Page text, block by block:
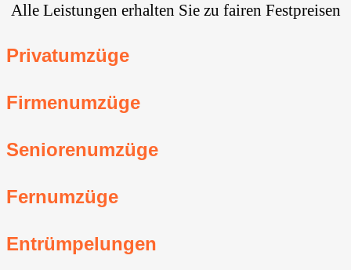
Alle Leistungen erhalten Sie zu fairen Festpreisen
Privatumzüge
Firmenumzüge
Seniorenumzüge
Fernumzüge
Entrümpelungen